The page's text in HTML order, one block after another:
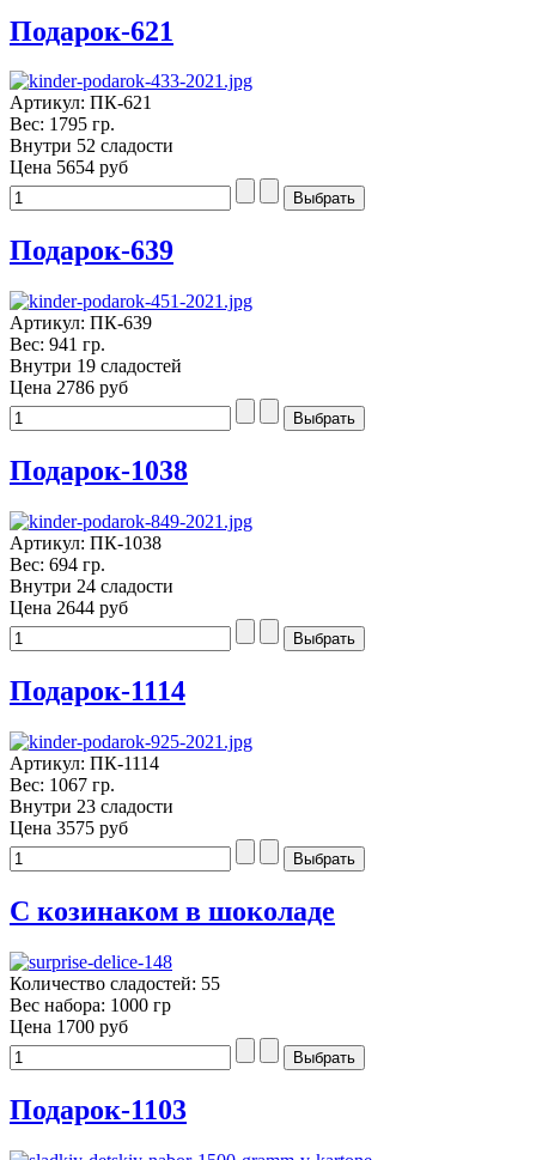
Подарок-621
Артикул: ПК-621
Вес: 1795 гр.
Внутри 52 сладости
Цена 5654 руб
Подарок-639
Артикул: ПК-639
Вес: 941 гр.
Внутри 19 сладостей
Цена 2786 руб
Подарок-1038
Артикул: ПК-1038
Вес: 694 гр.
Внутри 24 сладости
Цена 2644 руб
Подарок-1114
Артикул: ПК-1114
Вес: 1067 гр.
Внутри 23 сладости
Цена 3575 руб
С козинаком в шоколаде
Количество сладостей: 55
Вес набора: 1000 гр
Цена 1700 руб
Подарок-1103